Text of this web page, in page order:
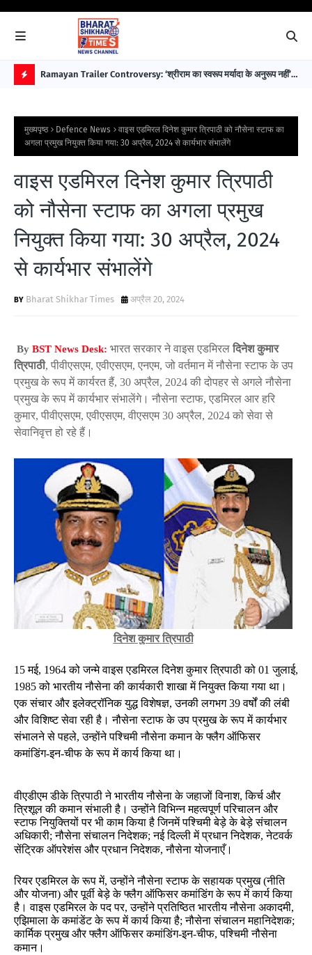
O
P
O
S
Ramayan Trailer Controversy: ‘श्रीराम का स्वरूप मर्यादा के अनुरूप नहीं’—
मुख्यपृष्ठ Defence News
वाइस एडमिरल दिनेश कुमार त्रिपाठी को नौसेना स्टाफ का
अगला प्रमुख नियुक्त किया गया: 30 अप्रैल, 2024 से कार्यभार संभालेंगे
वाइस एडमिरल दिनेश कुमार त्रिपाठी
को नौसेना स्टाफ का अगला प्रमुख
नियुक्त किया गया: 30 अप्रैल, 2024
से कार्यभार संभालेंगे
Bharat Shikhar Times अप्रैल 20, 2024
By BST News Desk: भारत सरकार ने वाइस एडमिरल दिनेश कुमार
त्रिपाठी, पीवीएसएम, एवीएसएम, एनएम, जो वर्तमान में नौसेना स्टाफ के उप
प्रमुख के रूप में कार्यरत हैं, 30 अप्रैल, 2024 की दोपहर से अगले नौसेना
प्रमुख के रूप में कार्यभार संभालेंगे। नौसेना स्टाफ, एडमिरल आर हरि
कुमार, पीवीएसएम, एवीएसएम, वीएसएम30 अप्रैल, 2024 को सेवा से
सेवानिवृत्त हो रहे हैं।
दिनेश कुमार त्रिपाठी
15मई, 1964को जन्मे वाइस एडमिरल दिनेश कुमार त्रिपाठी को 01जुलाई,
1985को भारतीय नौसेना की कार्यकारी शाखा में नियुक्त किया गया था।
एक संचार और इलेक्ट्रॉनिक युद्ध विशेषज्ञ,उनकी लगभग39वर्षों की लंबी
और विशिष्ट सेवा रही है। नौसेना स्टाफ के उप प्रमुख के रूप में कार्यभार
संभालने से पहले,उन्होंने पश्चिमी नौसेना कमान के फ्लैग ऑफिसर
कमांडिंग-इन-चीफ के रूप में कार्य किया था।
वीएडीएम डीके त्रिपाठी ने भारतीय नौसेना के जहाजों विनाश,किर्च और
त्रिशूल की कमान संभाली है। उन्होंने विभिन्न महत्वपूर्ण परिचालन और
स्टाफ नियुक्तियों पर भी काम किया है जिनमें पश्चिमी बेड़े के बेड़े संचालन
अधिकारी;नौसेना संचालन निदेशक;नई दिल्ली में प्रधान निदेशक,नेटवर्क
सेंट्रिक ऑपरेशंस और प्रधान निदेशक,नौसेना योजनाएँ।
रियर एडमिरल के रूप में,उन्होंने नौसेना स्टाफ के सहायक प्रमुख(नीति
और योजना) और पूर्वी बेड़े के फ्लैग ऑफिसर कमांडिंग के रूप में कार्य किया
है। वाइस एडमिरल के पद पर,उन्होंने प्रतिष्ठित भारतीय नौसेना अकादमी,
एझिमाला के कमांडेंट के रूप में कार्य किया है;नौसेना संचालन महानिदेशक;
कार्मिक प्रमुख और फ्लैग ऑफिसर कमांडिंग-इन-चीफ,पश्चिमी नौसेना
कमान।